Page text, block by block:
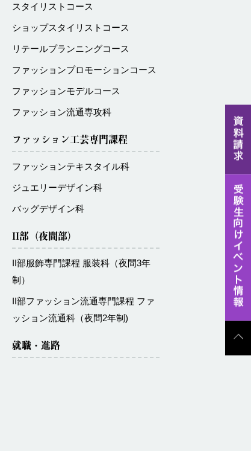
スタイリストコース
ショップスタイリストコース
リテールプランニングコース
ファッションプロモーションコース
ファッションモデルコース
ファッション流通専攻科
ファッション工芸専門課程
ファッションテキスタイル科
ジュエリーデザイン科
バッグデザイン科
II部（夜間部）
II部服飾専門課程 服装科（夜間3年
制）
II部ファッション流通専門課程 ファ
ッション流通科（夜間2年制)
就職・進路